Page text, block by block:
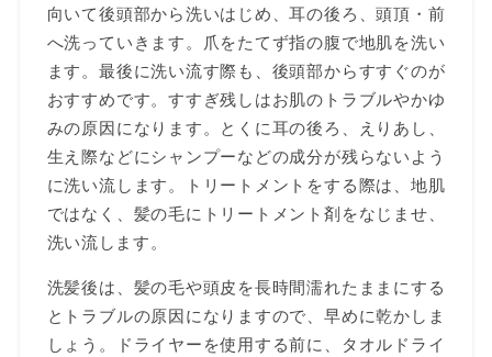
向いて後頭部から洗いはじめ、耳の後ろ、頭頂・前
へ洗っていきます。爪をたてず指の腹で地肌を洗い
ます。最後に洗い流す際も、後頭部からすすぐのが
おすすめです。すすぎ残しはお肌のトラブルやかゆ
みの原因になります。とくに耳の後ろ、えりあし、
生え際などにシャンプーなどの成分が残らないよう
に洗い流します。トリートメントをする際は、地肌
ではなく、髪の毛にトリートメント剤をなじませ、
洗い流します。
洗髪後は、髪の毛や頭皮を長時間濡れたままにする
とトラブルの原因になりますので、早めに乾かしま
しょう。ドライヤーを使用する前に、タオルドライ